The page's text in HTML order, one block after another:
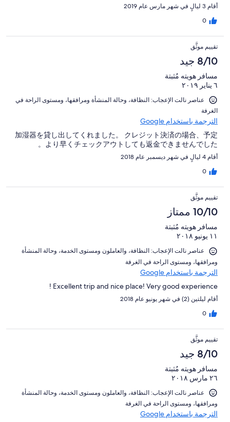
أقام 3 ليالٍ في شهر مارس عام 2019
0
تقييم موثَّق
8/10 جيد
مسافر هويته مُثبتة
٦ يناير ٢٠١٩
عناصر نالت الإعجاب: ⁦النظافة⁩، و⁦حالة المنشأة ومرافقها⁩، و⁦مستوى الراحة في
الغرفة⁩
الترجمة باستخدام Google
加湿器を貸し出してくれました。 クレジット決済の場合、予定
より早くチェックアウトしても返金できませんでした。
أقام 4 ليالٍ في شهر ديسمبر عام 2018
0
تقييم موثَّق
10/10 ممتاز
مسافر هويته مُثبتة
١١ يونيو ٢٠١٨
عناصر نالت الإعجاب: ⁦النظافة⁩، و⁦العاملون ومستوى الخدمة⁩، و⁦حالة المنشأة
ومرافقها⁩، و⁦مستوى الراحة في الغرفة⁩
الترجمة باستخدام Google
Excellent trip and nice place! Very good experience !
أقام ليلتين (2) في شهر يونيو عام 2018
0
تقييم موثَّق
8/10 جيد
مسافر هويته مُثبتة
٢٦ مارس ٢٠١٨
عناصر نالت الإعجاب: ⁦النظافة⁩، و⁦العاملون ومستوى الخدمة⁩، و⁦حالة المنشأة
ومرافقها⁩، و⁦مستوى الراحة في الغرفة⁩
الترجمة باستخدام Google